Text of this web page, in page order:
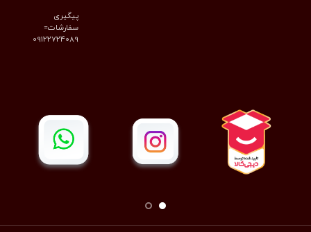
پیگیری
سفارشات=
09122724089